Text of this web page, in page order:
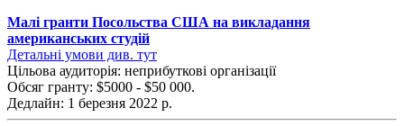
Малі гранти Посольства США на викладання
американських студій
Детальні умови див. тут
Цільова аудиторія: неприбуткові організації
Обсяг гранту: $5000 - $50 000.
Дедлайн: 1 березня 2022 р.